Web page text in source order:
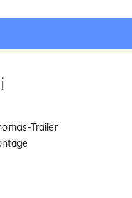
Trailer